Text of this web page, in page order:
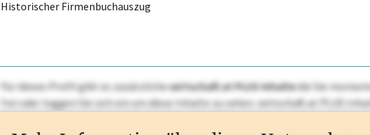
Historischer Firmenbuchauszug
Für dieses Profil gibt es zusätzlichewirtschaft.at PLUS Inhaltedie Sie
frei oder loggen Sie sich ein um diese Inhalte zu sehen. wirtschaft.at PLUS